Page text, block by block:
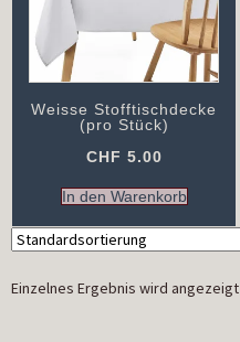
Weisse Stofftischdecke
(pro Stück)
CHF 5.00
In den Warenkorb
Einzelnes Ergebnis wird angezeigt